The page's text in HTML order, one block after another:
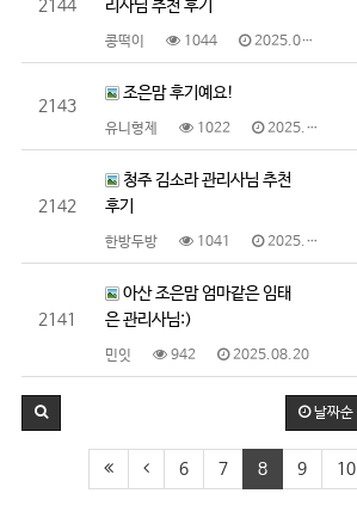
2144
리사님 추천 후기
콩떡이 1044 2025.08.29
2143
조은맘 후기예요!
유니형제 1022 2025.08.26
2142
청주 김소라 관리사님 추천
후기
한방두방 1041 2025.08.22
2141
아산 조은맘 엄마같은 임태
은 관리사님:)
민잇 942 2025.08.20
날짜순
6 7 8 9 10